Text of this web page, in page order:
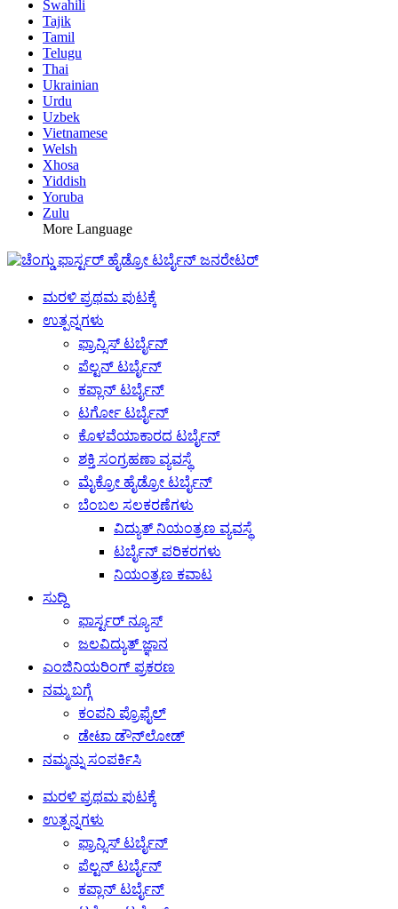
Swahili
Tajik
Tamil
Telugu
Thai
Ukrainian
Urdu
Uzbek
Vietnamese
Welsh
Xhosa
Yiddish
Yoruba
Zulu
More Language
ಮರಳಿ ಪ್ರಥಮ ಪುಟಕ್ಕೆ
ಉತ್ಪನ್ನಗಳು
ಫ್ರಾನ್ಸಿಸ್ ಟರ್ಬೈನ್
ಪೆಲ್ಟನ್ ಟರ್ಬೈನ್
ಕಪ್ಲಾನ್ ಟರ್ಬೈನ್
ಟರ್ಗೋ ಟರ್ಬೈನ್
ಕೊಳವೆಯಾಕಾರದ ಟರ್ಬೈನ್
ಶಕ್ತಿ ಸಂಗ್ರಹಣಾ ವ್ಯವಸ್ಥೆ
ಮೈಕ್ರೋ ಹೈಡ್ರೋ ಟರ್ಬೈನ್
ಬೆಂಬಲ ಸಲಕರಣೆಗಳು
ವಿದ್ಯುತ್ ನಿಯಂತ್ರಣ ವ್ಯವಸ್ಥೆ
ಟರ್ಬೈನ್ ಪರಿಕರಗಳು
ನಿಯಂತ್ರಣ ಕವಾಟ
ಸುದ್ದಿ
ಫಾರ್ಸ್ಟರ್ ನ್ಯೂಸ್
ಜಲವಿದ್ಯುತ್ ಜ್ಞಾನ
ಎಂಜಿನಿಯರಿಂಗ್ ಪ್ರಕರಣ
ನಮ್ಮ ಬಗ್ಗೆ
ಕಂಪನಿ ಪ್ರೊಫೈಲ್
ಡೇಟಾ ಡೌನ್‌ಲೋಡ್
ನಮ್ಮನ್ನು ಸಂಪರ್ಕಿಸಿ
ಮರಳಿ ಪ್ರಥಮ ಪುಟಕ್ಕೆ
ಉತ್ಪನ್ನಗಳು
ಫ್ರಾನ್ಸಿಸ್ ಟರ್ಬೈನ್
ಪೆಲ್ಟನ್ ಟರ್ಬೈನ್
ಕಪ್ಲಾನ್ ಟರ್ಬೈನ್